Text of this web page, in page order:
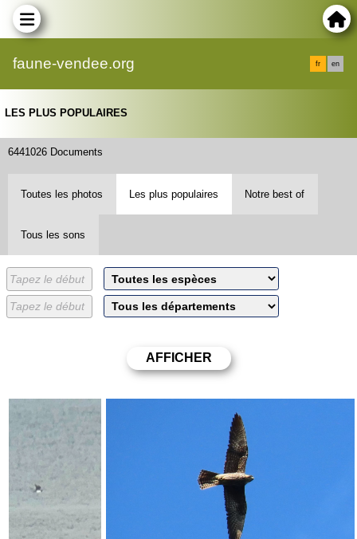
faune-vendee.org fr en
LES PLUS POPULAIRES
6441026 Documents
Toutes les photos Les plus populaires Notre best of
Tous les sons